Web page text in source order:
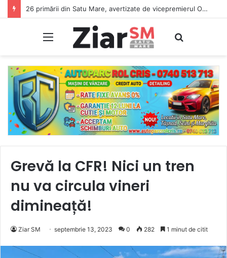
26 primării din Satu Mare, avertizate de vicepremierul Oana Gheorghiu: Dacă nu se înscriu în Ghișeul.ro, pierd bani de la bugetul de stat
Meniu
Grevă la CFR! Nici un tren
nu va circula vineri
dimineață!
Ziar SM septembrie 13, 2023 0 282 1 minut de citit